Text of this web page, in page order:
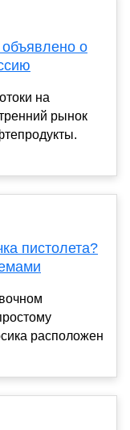
о
на
рынок
пистолета?
расположен